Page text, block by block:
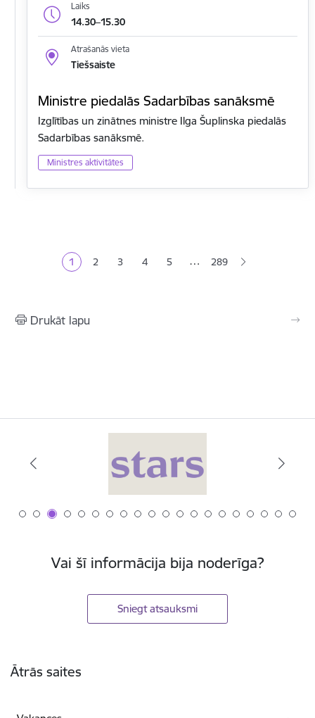
Laiks
14.30–15.30
Atrašanās vieta
Tiešsaiste
Ministre piedalās Sadarbības sanāksmē
Izglītības un zinātnes ministre Ilga Šuplinska piedalās
Sadarbības sanāksmē.
Ministres aktivitātes
Pašreizējā lapa
1 Lapa
2 Lapa
3 Lapa
4 Lapa
5 … 289
Drukāt lapu
Vai šī informācija bija noderīga?
Sniegt atsauksmi
Ātrās saites